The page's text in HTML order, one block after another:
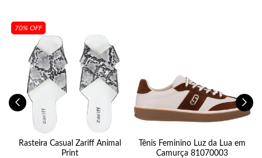
70% OFF
Rasteira Casual Zariff Animal
Print
Tênis Feminino Luz da Lua em
Camurça 81070003